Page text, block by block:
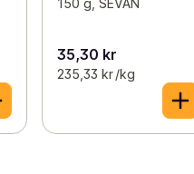
35,30 kr
235,33 kr /kg